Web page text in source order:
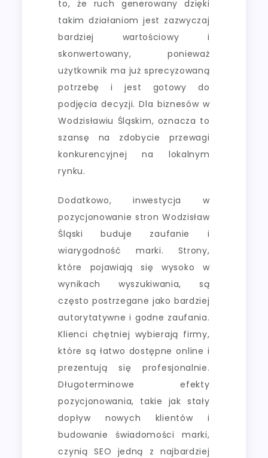
to, że ruch generowany dzięki
takim działaniom jest zazwyczaj
bardziej wartościowy i
skonwertowany, ponieważ
użytkownik ma już sprecyzowaną
potrzebę i jest gotowy do
podjęcia decyzji. Dla biznesów w
Wodzisławiu Śląskim, oznacza to
szansę na zdobycie przewagi
konkurencyjnej na lokalnym
rynku.
Dodatkowo, inwestycja w
pozycjonowanie stron Wodzisław
Śląski buduje zaufanie i
wiarygodność marki. Strony,
które pojawiają się wysoko w
wynikach wyszukiwania, są
często postrzegane jako bardziej
autorytatywne i godne zaufania.
Klienci chętniej wybierają firmy,
które są łatwo dostępne online i
prezentują się profesjonalnie.
Długoterminowe efekty
pozycjonowania, takie jak stały
dopływ nowych klientów i
budowanie świadomości marki,
czynią SEO jedną z najbardziej